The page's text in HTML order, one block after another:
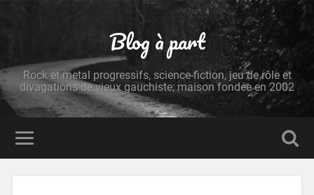
Blog à part
Rock et metal progressifs, science-fiction, jeu de rôle et
divagations de vieux gauchiste; maison fondée en 2002